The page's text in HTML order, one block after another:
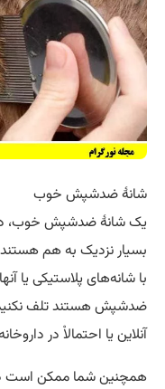
شانهٔ ضدشپش خوب
یک شانهٔ ضدشپش خوب،
بسیار نزدیک به هم
با شانه‌های پلاستیکی یا
ضدشپش هستند تلف
آنلاین یا احتمالاْ در
همچنین شما ممکن است